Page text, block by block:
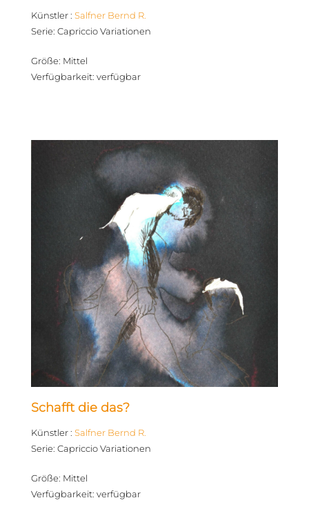
Künstler: Salfner Bernd R.
Serie: Capriccio Variationen
Größe: Mittel
Verfügbarkeit: verfügbar
Schafft die das?
Künstler: Salfner Bernd R.
Serie: Capriccio Variationen
Größe: Mittel
Verfügbarkeit: verfügbar